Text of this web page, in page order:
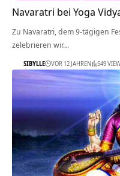
Navaratri bei Yoga
Zu Navaratri, dem 9-tägigen
zelebrieren wir…
SIBYLLE VOR 12 JAHREN 549